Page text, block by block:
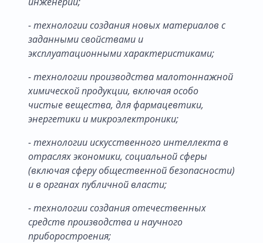
- технологии создания новых материалов с
заданными свойствами и
эксплуатационными характеристиками;
- технологии производства малотоннажной
химической продукции, включая особо
чистые вещества, для фармацевтики,
энергетики и микроэлектроники;
- технологии искусственного интеллекта в
отраслях экономики, социальной сферы
(включая сферу общественной безопасности)
и в органах публичной власти;
- технологии создания отечественных
средств производства и научного
приборостроения;